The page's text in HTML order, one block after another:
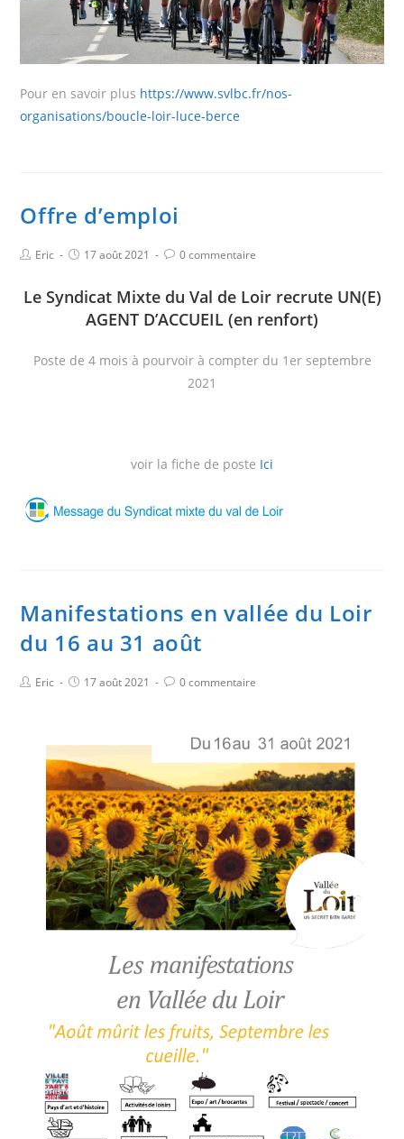
Pour en savoir plus https://www.svlbc.fr/nos-
organisations/boucle-loir-luce-berce
Offre d’emploi
Eric 17 août 2021 0 commentaire
Le Syndicat Mixte du Val de Loir recrute UN(E)
AGENT D’ACCUEIL (en renfort)
Poste de 4 mois à pourvoir à compter du 1er septembre
2021
voir la fiche de poste Ici
Manifestations en vallée du Loir
du 16 au 31 août
Eric 17 août 2021 0 commentaire